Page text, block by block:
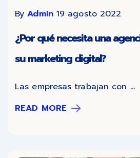
By Admin 19 agosto 2022
¿Por qué necesita una
su marketing digital?
Las empresas trabajan con ...
READ MORE